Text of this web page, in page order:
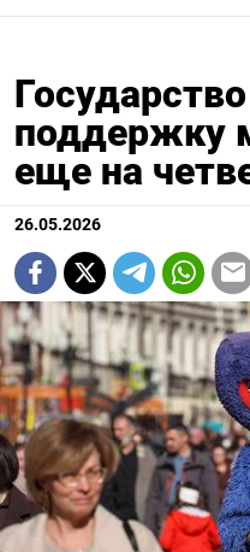
поддержку
еще на
26.05.2026